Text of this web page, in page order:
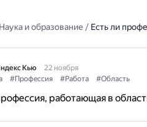
Наука и образование / Есть ли
Кью
22 ноября
#Профессия #Работа #Область
работающая в